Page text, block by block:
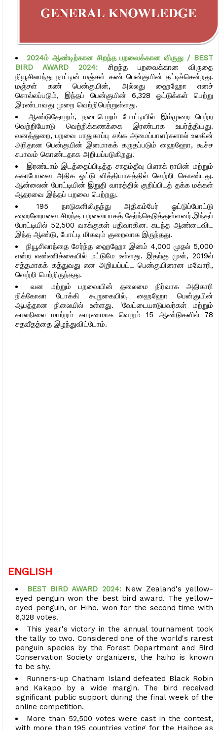
2024ம் ஆண்டிற்கான சிறந்த பறவைக்கான விருது / BEST
BIRD AWARD 2024: சிறந்த பறவைக்கான விருதை
நியூசிலாந்து நாட்டின் மஞ்சள் கண் பென்குயின் தட்டிச்சென்றது.
மஞ்சள் கண் பென்குயின், அல்லது ஹைஹோ எனச்
சொல்லப்படும், இந்தப் பென்குயின் 6,328 ஓட்டுக்கள் பெற்று
இரண்டாவது முறை வெற்றிபெற்றுள்ளது.
ஆண்டுதோறும், நடைபெறும் போட்டியில் இம்முறை பெற்ற
வெற்றியோடு வெற்றிக்கணக்கை இரண்டாக உயர்த்தியது.
வனத்துறை, பறவை பாதுகாப்பு சங்க அமைப்பாளர்களால் உலகின்
அரிதான பென்குயின் இனமாகக் கருதப்படும் ஹைஹோ, கூச்ச
சுபாவம் கொண்டதாக அறியப்படுகிறது.
இரண்டாம் இடத்தைப்பிடித்த சாதம்தீவு பிளாக் ராபின் மற்றும்
ககாபோவை அதிக ஓட்டு வித்தியாசத்தில் வெற்றி கொண்டது.
ஆன்லைன் போட்டியின் இறுதி வாரத்தில் குறிப்பிடத் தக்க மக்கள்
ஆதரவை இந்தப் பறவை பெற்றது.
195 நாடுகளிலிருந்து அதிகம்பேர் ஓட்டுப்போட்டு
ஹைஹோவை சிறந்த பறவையாகத் தேர்ந்தெடுத்துள்ளனர்.இந்தப்
போட்டியில் 52,500 வாக்குகள் பதிவாகின. கடந்த ஆண்டைவிட
இந்த ஆண்டு, போட்டி மிகவும் குறைவாக இருந்தது.
நியூசிலாந்தை சேர்ந்த ஹைஹோ இனம் 4,000 முதல் 5,000
என்ற எண்ணிக்கையில் மட்டுமே உள்ளது. இதற்கு முன், 2019ல்
சத்தமாகக் கத்துவது என அறியப்பட்ட பென்குயினான மவோரி,
வெற்றி பெற்றிருந்தது.
வன மற்றும் பறவையின் தலைமை நிர்வாக அதிகாரி
நிக்கோலா டோக்கி கூறுகையில், ஹைஹோ பென்குயின்
ஆபத்தான நிலையில் உள்ளது. 'வேட்டையாடுபவர்கள் மற்றும்
காலநிலை மாற்றம் காரணமாக வெறும் 15 ஆண்டுகளில் 78
சதவீதத்தை இழந்துவிட்டோம்.
ENGLISH
BEST BIRD AWARD 2024: New Zealand's yellow-
eyed penguin won the best bird award. The yellow-
eyed penguin, or Hiho, won for the second time with
6,328 votes.
This year's victory in the annual tournament took
the tally to two. Considered one of the world's rarest
penguin species by the Forest Department and Bird
Conservation Society organizers, the haiho is known
to be shy.
Runners-up Chatham Island defeated Black Robin
and Kakapo by a wide margin. The bird received
significant public support during the final week of the
online competition.
More than 52,500 votes were cast in the contest,